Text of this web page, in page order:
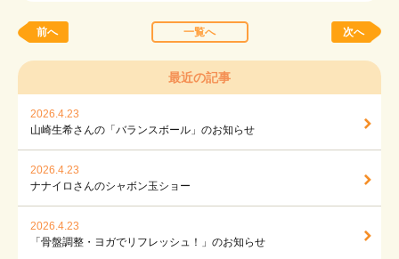
前へ 一覧へ 次へ
最近の記事
2026.4.23
山崎生希さんの「バランスボール」のお知らせ
2026.4.23
ナナイロさんのシャボン玉ショー
2026.4.23
「骨盤調整・ヨガでリフレッシュ！」のお知らせ